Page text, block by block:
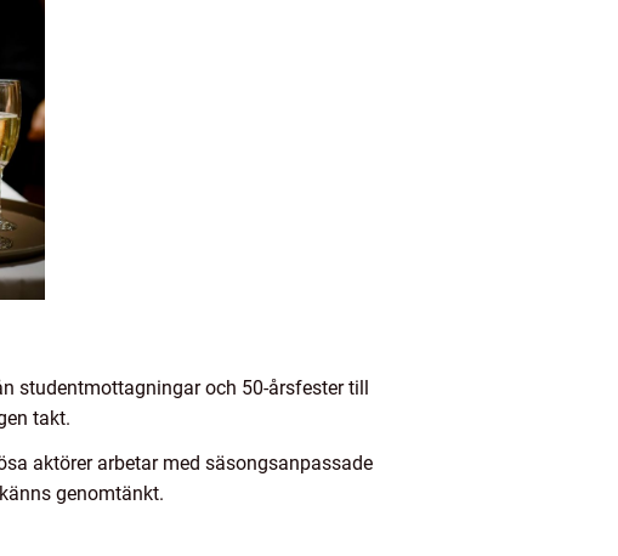
studentmottagningar och 50-årsfester till
takt.
aktörer arbetar med säsongsanpassade
genomtänkt.